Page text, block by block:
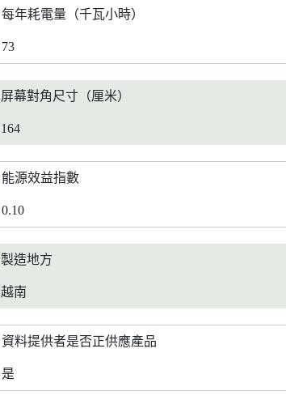
每年耗電量（千瓦小時）
73
屏幕對角尺寸（厘米）
164
能源效益指數
0.10
製造地方
越南
資料提供者是否正供應產品
是